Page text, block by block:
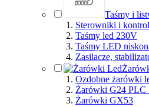
Taśmy i
Sterowniki i
Taśmy led 230V
Taśmy LED
Zasilacze,
Ozdobne żarówki
Żarówki G24 PLC
Żarówki GX53